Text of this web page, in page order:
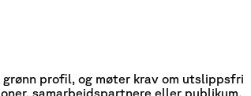
profil, og møter krav om utslippsfri
samarbeidspartnere eller publikum.